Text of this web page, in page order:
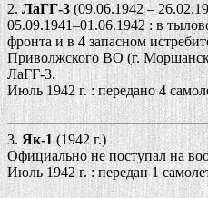
2.ЛаГГ-3 (09.06.1942 –
05.09.1941–01.06.1942 : в
фронта и в 4 запасном
Приволжского ВО (г.
ЛаГГ-3.
Июль 1942 г. : передано 4
3.Як-1 (1942 г.)
Официально не поступал на
Июль 1942 г. : передан 1